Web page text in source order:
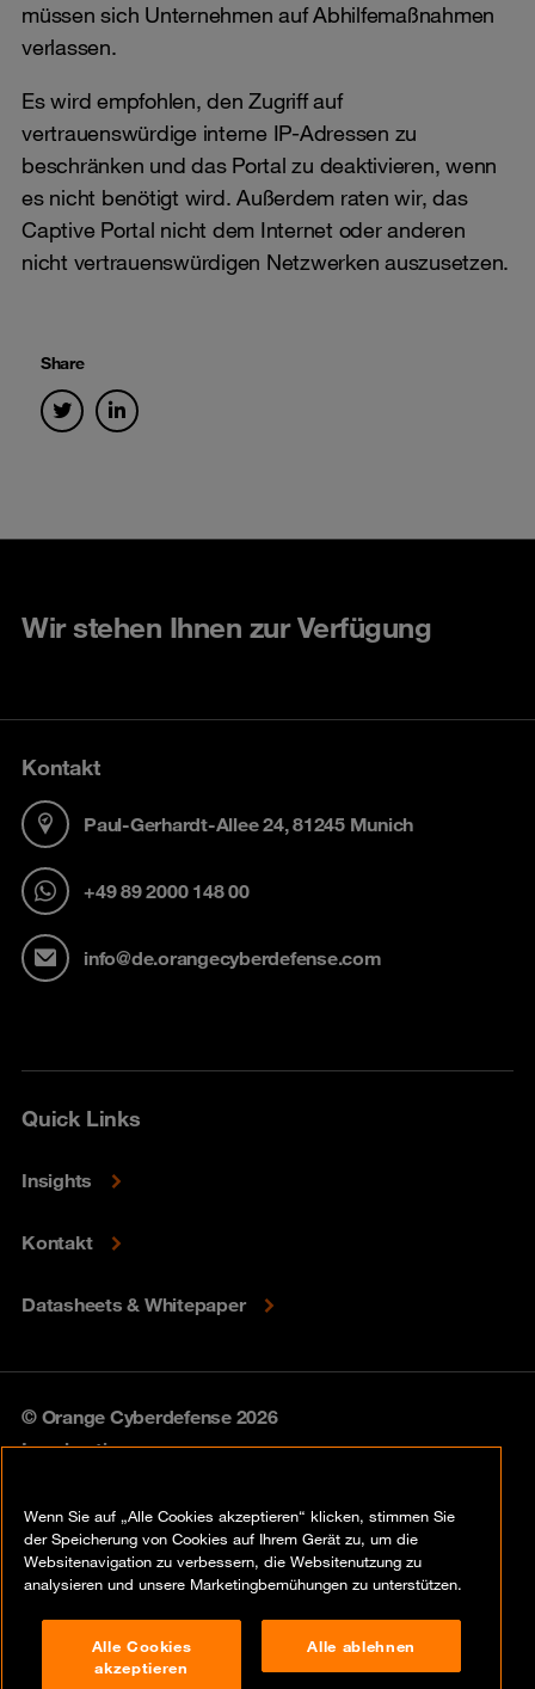
Share
müssen sich Unternehmen auf Abhilfemaßnahmen
verlassen.
Es wird empfohlen, den Zugriff auf
vertrauenswürdige interne IP-Adressen zu
beschränken und das Portal zu deaktivieren, wenn
es nicht benötigt wird. Außerdem raten wir, das
Captive Portal nicht dem Internet oder anderen
nicht vertrauenswürdigen Netzwerken auszusetzen.
Wir stehen Ihnen zur Verfügung
Kontakt
Paul-Gerhardt-Allee 24, 81245 Munich
+49 89 2000 148 00
info@de.orangecyberdefense.com
Quick Links
Insights
Kontakt
Datasheets & Whitepaper
© Orange Cyberdefense 2026
Legal notice
Vulnerability policy
Compliance
Wenn Sie auf „Alle Cookies akzeptieren“ klicken, stimmen Sie
der Speicherung von Cookies auf Ihrem Gerät zu, um die
Websitenavigation zu verbessern, die Websitenutzung zu
analysieren und unsere Marketingbemühungen zu unterstützen.
Alle Cookies
akzeptieren
Alle ablehnen